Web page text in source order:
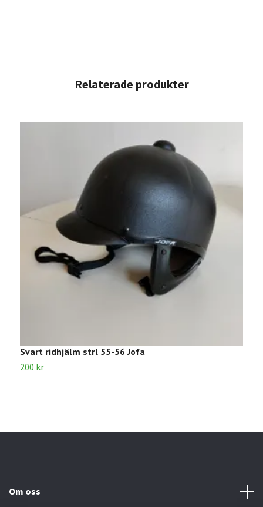
Svart ridhjälm strl 55-56 Jofa
200 kr
Om oss